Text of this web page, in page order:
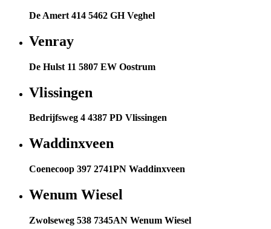
De Amert 414 5462 GH Veghel
Venray
De Hulst 11 5807 EW Oostrum
Vlissingen
Bedrijfsweg 4 4387 PD Vlissingen
Waddinxveen
Coenecoop 397 2741PN Waddinxveen
Wenum Wiesel
Zwolseweg 538 7345AN Wenum Wiesel